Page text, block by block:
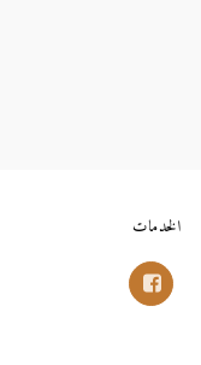
الخدمات